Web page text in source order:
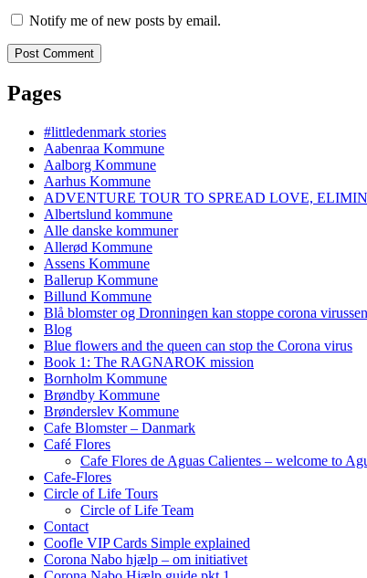
Notify me of new posts by email.
Pages
#littledenmark stories
Aabenraa Kommune
Aalborg Kommune
Aarhus Kommune
ADVENTURE TOUR TO SPREAD LOVE,
Albertslund kommune
Alle danske kommuner
Allerød Kommune
Assens Kommune
Ballerup Kommune
Billund Kommune
Blå blomster og Dronningen kan stoppe corona virussen
Blog
Blue flowers and the queen can stop the Corona virus
Book 1: The RAGNAROK mission
Bornholm Kommune
Brøndby Kommune
Brønderslev Kommune
Cafe Blomster – Danmark
Café Flores
Cafe Flores de Aguas Calientes – welcome to
Cafe-Flores
Circle of Life Tours
Circle of Life Team
Contact
Coofle VIP Cards Simple explained
Corona Nabo hjælp – om initiativet